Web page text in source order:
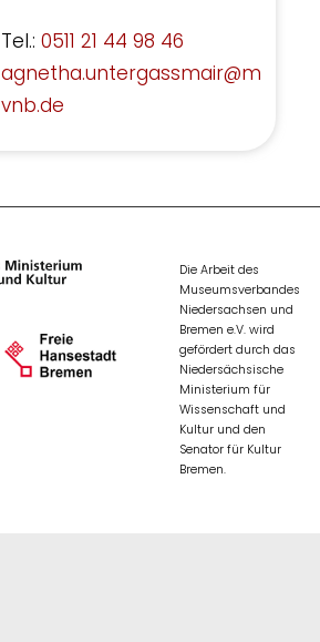
Tel.: 0511 21 44 98 46
agnetha.untergassmair@m
vnb.de
Die Arbeit des
Museumsverbandes
Niedersachsen und
Bremen e.V. wird
gefördert durch das
Niedersächsische
Ministerium für
Wissenschaft und
Kultur und den
Senator für Kultur
Bremen.